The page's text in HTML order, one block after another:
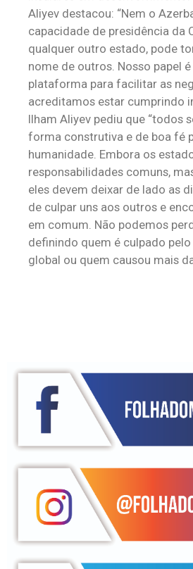
Aliyev destacou: “Nem o
capacidade de presidência da
qualquer outro estado, pode
nome de outros. Nosso papel
plataforma para facilitar as
acreditamos estar cumprindo
Ilham Aliyev pediu que “todos
forma construtiva e de boa fé
humanidade. Embora os
responsabilidades comuns,
eles devem deixar de lado as
de culpar uns aos outros e
em comum. Não podemos
definindo quem é culpado
global ou quem causou mais